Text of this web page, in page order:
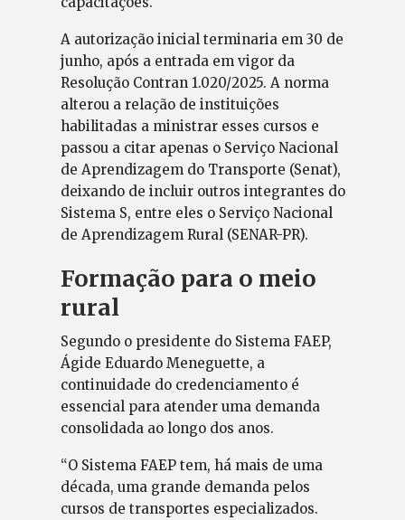
A autorização inicial terminaria em 30 de
junho, após a entrada em vigor da
Resolução Contran 1.020/2025. A norma
alterou a relação de instituições
habilitadas a ministrar esses cursos e
passou a citar apenas o Serviço Nacional
de Aprendizagem do Transporte (Senat),
deixando de incluir outros integrantes do
Sistema S, entre eles o Serviço Nacional
de Aprendizagem Rural (SENAR-PR).
Formação para o meio
rural
Segundo o presidente do Sistema FAEP,
Ágide Eduardo Meneguette, a
continuidade do credenciamento é
essencial para atender uma demanda
consolidada ao longo dos anos.
“O Sistema FAEP tem, há mais de uma
década, uma grande demanda pelos
cursos de transportes especializados.